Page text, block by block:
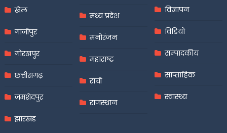
खेल
गाजीपुर
गोरखपुर
छत्तीसगढ़
जमशेदपुर
झारखंड
मध्य प्रदेश
मनोरंजन
महाराष्ट्र
रांची
राजस्थान
विज्ञापन
विडियो
सम्पादकीय
साप्ताहिक
स्वास्थ्य